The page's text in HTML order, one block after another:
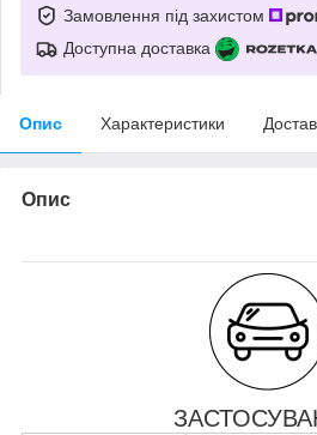
Замовлення під захистом
Доступна доставка
Опис Характеристики
Опис